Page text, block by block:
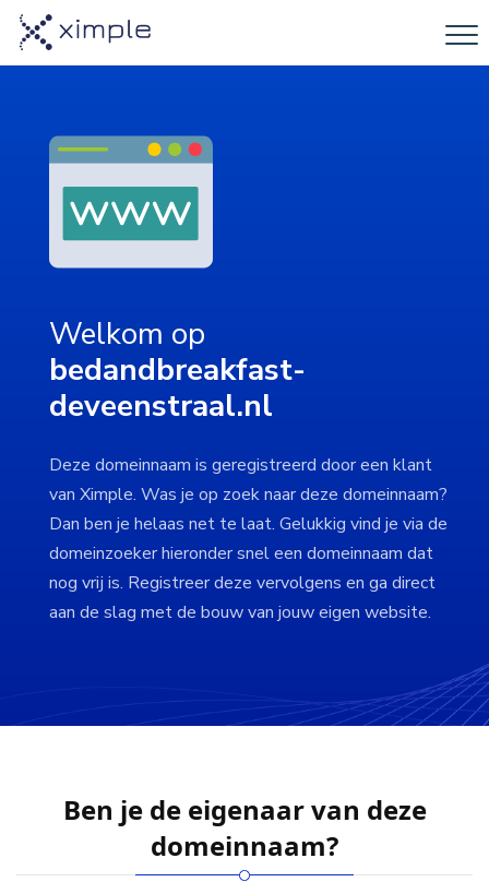
Welkom op
bedandbreakfast-
deveenstraal.nl
Deze domeinnaam is geregistreerd door een klant
van Ximple. Was je op zoek naar deze domeinnaam?
Dan ben je helaas net te laat. Gelukkig vind je via de
domeinzoeker hieronder snel een domeinnaam dat
nog vrij is. Registreer deze vervolgens en ga direct
aan de slag met de bouw van jouw eigen website.
Ben je de eigenaar van deze
domeinnaam?